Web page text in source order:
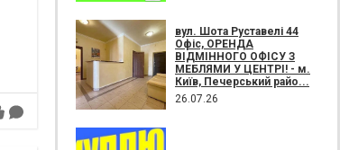
вул. Шота Руставелі 44
Офіс, ОРЕНДА
ВІДМІННОГО ОФІСУ З
МЕБЛЯМИ У ЦЕНТРІ! - м.
Київ, Печерський райо...
26.07.26